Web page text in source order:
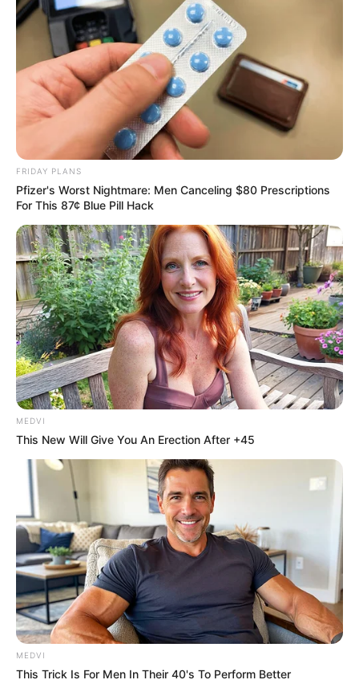
FRIDAY PLANS
Pfizer's Worst Nightmare: Men Canceling $80 Prescriptions
For This 87¢ Blue Pill Hack
MEDVI
This New Will Give You An Erection After +45
MEDVI
This Trick Is For Men In Their 40's To Perform Better